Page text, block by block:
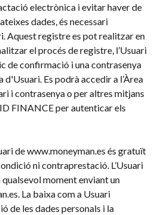
electrònica i evitar haver de
dades, és necessari
Aquest registre es pot realitzar en
el procés de registre, l’Usuari
de confirmació i una contrasenya
d'Usuari. Es podrà accedir a l’Àrea
i contrasenya o per altres mitjans
FINANCE per autenticar els
de www.moneyman.es és gratuït
ni contraprestació. L’Usuari
moment enviant un
La baixa com a Usuari
de les dades personals i la